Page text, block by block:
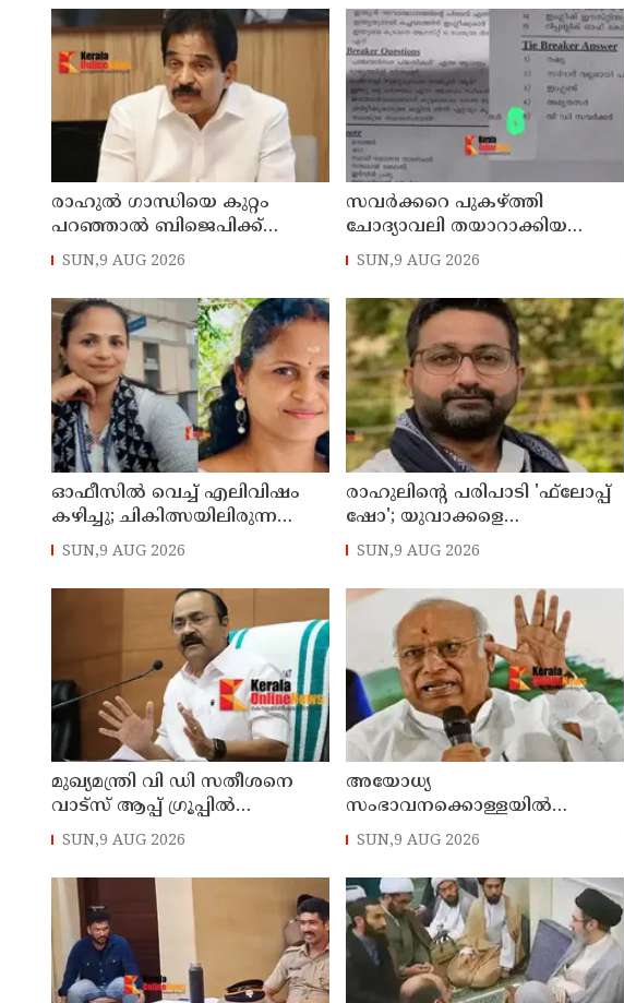
രാഹുല്‍ ഗാന്ധിയെ കുറ്റം
പറഞ്ഞാല്‍ ബിജെപിക്ക്
സുഖിക്കും ശശി തരൂരിന്
വേണുഗോപാല്‍
SUN,9 AUG 2026
സവര്‍ക്കറെ പുകഴ്ത്തി
ചോദ്യാവലി തയാറാക്കിയ
അധ്യാപകന് സസ്‌പെന്‍ഷന്‍
SUN,9 AUG 2026
ഓഫീസില്‍ വെച്ച് എലിവിഷം
കഴിച്ചു; ചികിത്സയിലിരുന്ന
കാസര്‍കോട് കളക്ടറേറ്റിലെ
സീനിയര്‍ ക്ലര്‍ക്ക് മരിച്ചു
SUN,9 AUG 2026
രാഹുലിന്റെ പരിപാടി 'ഫ്‌ലോപ്പ്
ഷോ'; യുവാക്കളെ
തെറ്റിദ്ധരിപ്പിക്കുന്നുവെന്ന് യുപി
മന്ത്രി ഡാനിഷ് അന്‍സാരി
SUN,9 AUG 2026
മുഖ്യമന്ത്രി വി ഡി സതീശനെ
വാട്‌സ് ആപ്പ് ഗ്രൂപ്പില്‍
അധിക്ഷേപിച്ചെന്ന പരാതി;
കേസ്
SUN,9 AUG 2026
അയോധ്യ
സംഭാവനക്കൊള്ളയില്‍
പ്രധാനമന്ത്രി മറുപടി പറയണം;
സാധാരണക്കാര്‍
ആശങ്കാകുലരാണെന്ന് ഖാര്‍ഗെ
SUN,9 AUG 2026